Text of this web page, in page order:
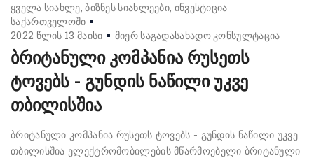
ყველა სიახლე ბიზნეს სიახლეები ინვესტიცია
საქართველოში
2022 წლის 13 მაისი
მიერ საგადასახადო კონსულტაცია
ბრიტანული კომპანია რუსეთს
ტოვებს - გუნდის ნაწილი უკვე
თბილისშია
ბრიტანული კომპანია რუსეთს ტოვებს - გუნდის ნაწილი უკვე
თბილისშია ელექტრომობილების მწარმოებელი ბრიტანული